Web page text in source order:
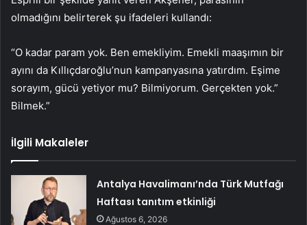
olmadığını belirterek şu ifadeleri kullandı:
“O kadar param yok. Ben emekliyim. Emekli maaşımın bir
ayını da Kıllıçdaroğlu’nun kampanyasına yatırdım. Eşime
sorayım, gücü yetiyor mu? Bilmiyorum. Gerçekten yok.”
Bilmek.”
İlgili Makaleler
Antalya Havalimanı’nda Türk Mutfağı
Haftası tanıtım etkinliği
Ağustos 6, 2026